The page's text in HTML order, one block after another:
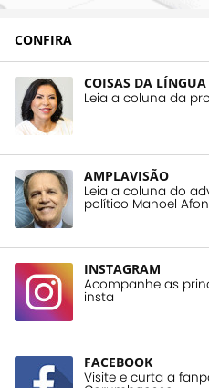
CONFIRA
COISAS DA LÍNGUA
Leia a coluna da
AMPLAVISÃO
Leia a coluna do
político Manoel
INSTAGRAM
Acompanhe as
insta
FACEBOOK
Visite e curta a